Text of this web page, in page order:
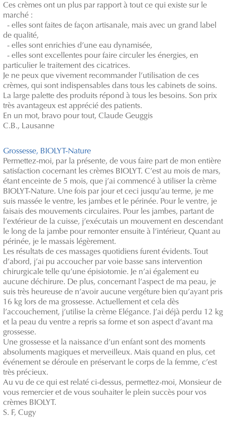
Ces crèmes ont un plus par rapport à tout ce qui existe sur le
marché :
- elles sont faites de façon artisanale, mais avec un grand label
de qualité,
- elles sont enrichies d’une eau dynamisée,
- elles sont excellentes pour faire circuler les énergies, en
particulier le traitement des cicatrices.
Je ne peux que vivement recommander l’utilisation de ces
crèmes, qui sont indispensables dans tous les cabinets de soins.
La large palette des produits répond à tous les besoins. Son prix
très avantageux est apprécié des patients.
En un mot, bravo pour tout, Claude Geuggis
C.B., Lausanne
Grossesse, BIOLYT-Nature
Permettez-moi, par la présente, de vous faire part de mon entière
satisfaction cocernant les crèmes BIOLYT. C’est au mois de mars,
étant enceinte de 5 mois, que j’ai commencé à utiliser la crème
BIOLYT-Nature. Une fois par jour et ceci jusqu’au terme, je me
suis massée le ventre, les jambes et le périnée. Pour le ventre, je
faisais des mouvements circulaires. Pour les jambes, partant de
l’extérieur de la cuisse, j’exécutais un mouvement en descendant
le long de la jambe pour remonter ensuite à l’intérieur, Quant au
périnée, je le massais légèrement.
Les résultats de ces massages quotidiens furent évidents. Tout
d’abord, j’ai pu accoucher par voie basse sans intervention
chirurgicale telle qu’une épisiotomie. Je n’ai également eu
aucune déchirure. De plus, concernant l’aspect de ma peau, je
suis très heureuse de n’avoir aucune vergéture bien qu’ayant pris
16 kg lors de ma grossesse. Actuellement et cela dès
l’accouchement, j’utilise la crème Elégance. J’ai déjà perdu 12 kg
et la peau du ventre a repris sa forme et son aspect d’avant ma
grossesse.
Une grossesse et la naissance d’un enfant sont des moments
absoluments magiques et merveilleux. Mais quand en plus, cet
événement se déroule en préservant le corps de la femme, c’est
très précieux.
Au vu de ce qui est relaté ci-dessus, permettez-moi, Monsieur de
vous remercier et de vous souhaiter le plein succès pour vos
crèmes BIOLYT.
S. F, Cugy